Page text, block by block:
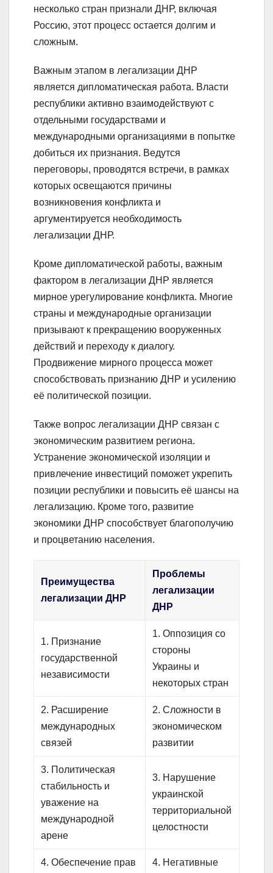
несколько стран признали ДНР, включая
Россию, этот процесс остается долгим и
сложным.
Важным этапом в легализации ДНР
является дипломатическая работа. Власти
республики активно взаимодействуют с
отдельными государствами и
международными организациями в попытке
добиться их признания. Ведутся
переговоры, проводятся встречи, в рамках
которых освещаются причины
возникновения конфликта и
аргументируется необходимость
легализации ДНР.
Кроме дипломатической работы, важным
фактором в легализации ДНР является
мирное урегулирование конфликта. Многие
страны и международные организации
призывают к прекращению вооруженных
действий и переходу к диалогу.
Продвижение мирного процесса может
способствовать признанию ДНР и усилению
её политической позиции.
Также вопрос легализации ДНР связан с
экономическим развитием региона.
Устранение экономической изоляции и
привлечение инвестиций поможет укрепить
позиции республики и повысить её шансы на
легализацию. Кроме того, развитие
экономики ДНР способствует благополучию
и процветанию населения.
Преимущества
легализации ДНР
Проблемы
легализации
ДНР
1. Признание
государственной
независимости
1. Оппозиция со
стороны
Украины и
некоторых стран
2. Расширение
международных
связей
2. Сложности в
экономическом
развитии
3. Политическая
стабильность и
уважение на
международной
арене
3. Нарушение
украинской
территориальной
целостности
4. Обеспечение прав
4. Негативные